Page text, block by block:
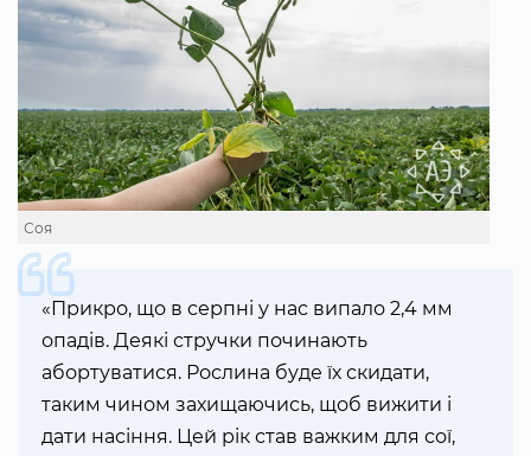
Соя
«Прикро, що в серпні у нас випало 2,4 мм
опадів. Деякі стручки починають
абортуватися. Рослина буде їх скидати,
таким чином захищаючись, щоб вижити і
дати насіння. Цей рік став важким для сої,